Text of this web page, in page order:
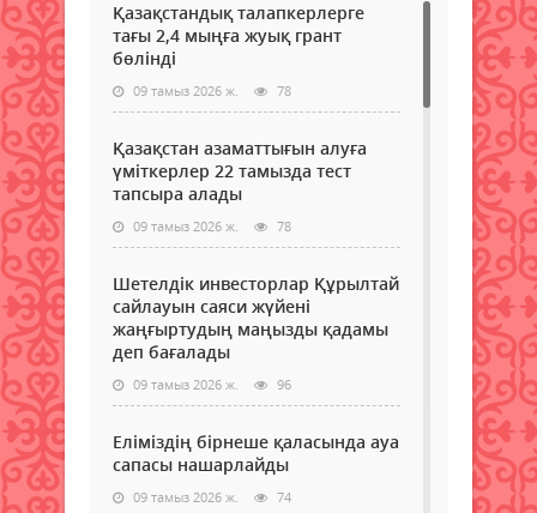
Қазақстандық талапкерлерге
тағы 2,4 мыңға жуық грант
бөлінді
09 тамыз 2026 ж. 78
Қазақстан азаматтығын алуға
үміткерлер 22 тамызда тест
тапсыра алады
09 тамыз 2026 ж. 78
Шетелдік инвесторлар Құрылтай
сайлауын саяси жүйені
жаңғыртудың маңызды қадамы
деп бағалады
09 тамыз 2026 ж. 96
Еліміздің бірнеше қаласында ауа
сапасы нашарлайды
09 тамыз 2026 ж. 74